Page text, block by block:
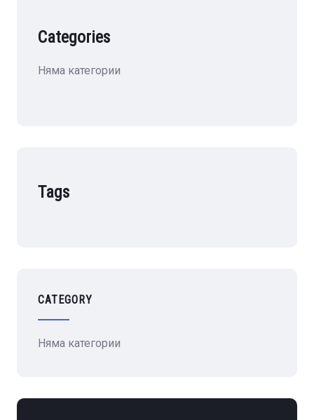
Categories
Няма категории
Tags
CATEGORY
Няма категории